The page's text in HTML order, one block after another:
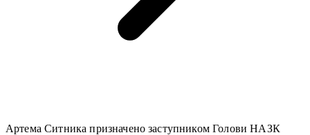
Артема Ситника призначено заступником Голови НАЗК